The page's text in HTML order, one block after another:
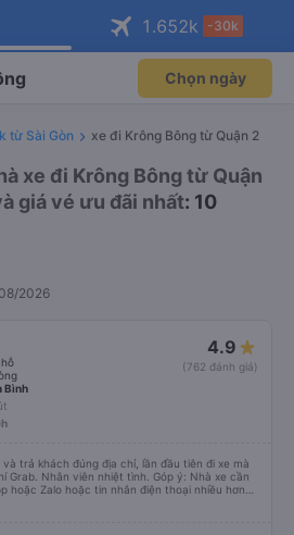
Vexere ngay!
đãi thành viên độc
Mở app
Vexere
khi đặt vé máy bay qua
Mở app
1.652k -30k
Chọn ngày
từ Sài Gòn xe đi Krông Bông từ Quận 2
xe đi Krông Bông từ Quận
giá vé ưu đãi nhất: 10
2026
4.9
(762 đánh giá)
Bình
trả khách đúng địa chỉ, lần đầu tiên đi xe mà
Grab. Nhân viên nhiệt tình. Góp ý: Nhà xe cần
hoặc Zalo hoặc tin nhắn điện thoại nhiều hơn
biệt là khách đặt vé qua App. Chân thành